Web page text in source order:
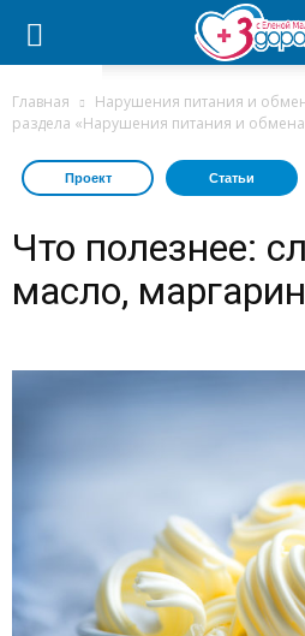
Главная Нарушения питания и
раздела «Нарушения питания и обмена
Проект Статьи
Что полезнее:
масло,